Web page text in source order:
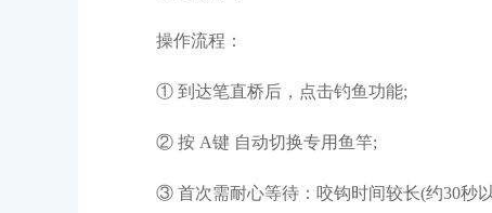
操作流程：
① 到达笔直桥后，点击钓鱼功能;
② 按 A键 自动切换专用鱼竿;
③ 首次需耐心等待：咬钩时间较长(约30秒